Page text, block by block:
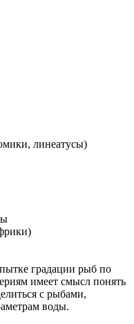
линеатусы)
градации рыб по
имеет смысл понять
с рыбами,
воды.